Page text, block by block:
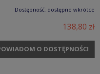
Dostępność: dostępne wkrótce
138,80 zł
O DOSTĘPNOŚCI